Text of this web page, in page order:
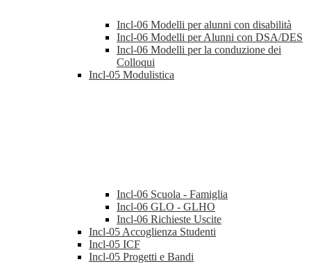
Incl-06 Modelli per alunni con disabilità
Incl-06 Modelli per Alunni con DSA/DES
Incl-06 Modelli per la conduzione dei
Colloqui
Incl-05 Modulistica
Incl-06 Scuola - Famiglia
Incl-06 GLO - GLHO
Incl-06 Richieste Uscite
Incl-05 Accoglienza Studenti
Incl-05 ICF
Incl-05 Progetti e Bandi